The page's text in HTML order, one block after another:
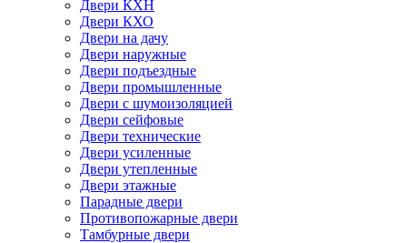
Двери КХН
Двери КХО
Двери на дачу
Двери наружные
Двери подъездные
Двери промышленные
Двери с шумоизоляцией
Двери сейфовые
Двери технические
Двери усиленные
Двери утепленные
Двери этажные
Парадные двери
Противопожарные двери
Тамбурные двери